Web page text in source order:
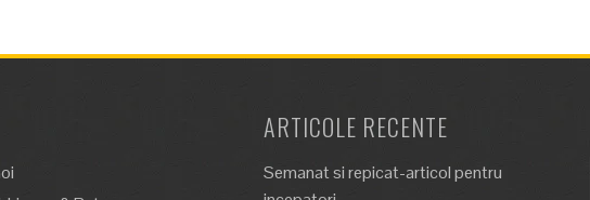
ARTICOLE RECENTE
Semanat si repicat-articol pentru